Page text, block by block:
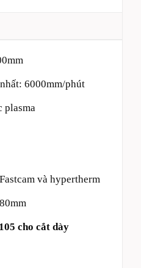
6000mm/phút
plasma
và hypertherm
cho cắt dày